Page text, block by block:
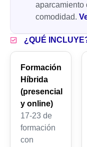
aparcamiento
comodidad.
¿QUÉ
Formación
Híbrida
(presencial
y online)
17-23 de
formación
con